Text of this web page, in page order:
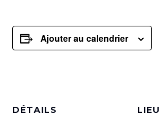
Ajouter au calendrier
DÉTAILS LIEU